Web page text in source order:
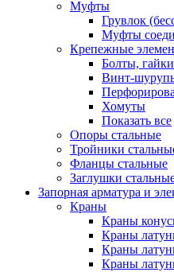
Муфты
Грувлок
Муфты
Крепежные
Болты,
Винт-
Хомуты
Показать все
Опоры стальные
Тройники
Фланцы стальные
Заглушки
Запорная арматура и
Краны
Краны
Краны
Краны
Краны